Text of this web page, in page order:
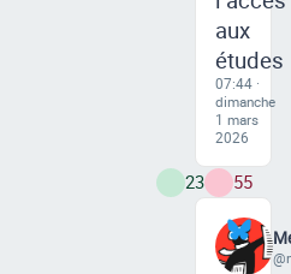
aux
études
07:44 ·
dimanche
1 mars
2026
23 55